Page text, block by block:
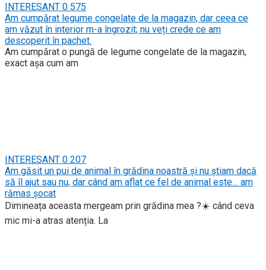
INTERESANT 0 575
Am cumpărat legume congelate de la magazin, dar ceea ce
am văzut în interior m-a îngrozit; nu veți crede ce am
descoperit în pachet.
Am cumpărat o pungă de legume congelate de la magazin,
exact așa cum am
INTERESANT 0 207
Am găsit un pui de animal în grădina noastră și nu știam dacă
să îl ajut sau nu, dar când am aflat ce fel de animal este… am
rămas șocat
Dimineața aceasta mergeam prin grădina mea ?☀️ când ceva
mic mi-a atras atenția. La